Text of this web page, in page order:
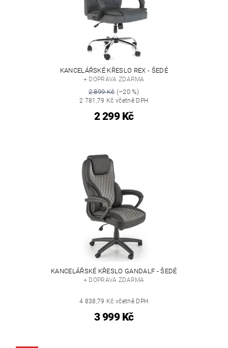
KANCELÁŘSKÉ KŘESLO REX - ŠEDÉ
+ DOPRAVA ZDARMA
2 899 Kč(–20 %)
2 781,79 Kč včetně DPH
2 299 Kč
KANCELÁŘSKÉ KŘESLO GANDALF - ŠEDÉ
+ DOPRAVA ZDARMA
4 838,79 Kč včetně DPH
3 999 Kč